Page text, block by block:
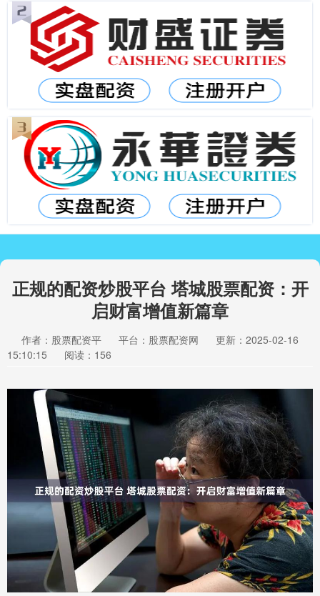
正规的配资炒股平台 塔城股票配资：开
启财富增值新篇章
作者：股票配资平 平台：股票配资网
更新：2025-02-16
15:10:15
阅读：156